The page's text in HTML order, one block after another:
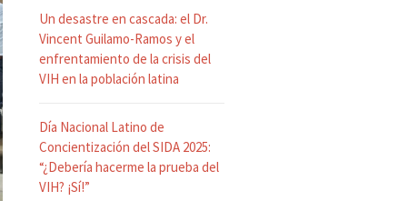
Un desastre en cascada: el Dr.
Vincent Guilamo-Ramos y el
enfrentamiento de la crisis del
VIH en la población latina
Día Nacional Latino de
Concientización del SIDA 2025:
“¿Debería hacerme la prueba del
VIH? ¡Sí!”